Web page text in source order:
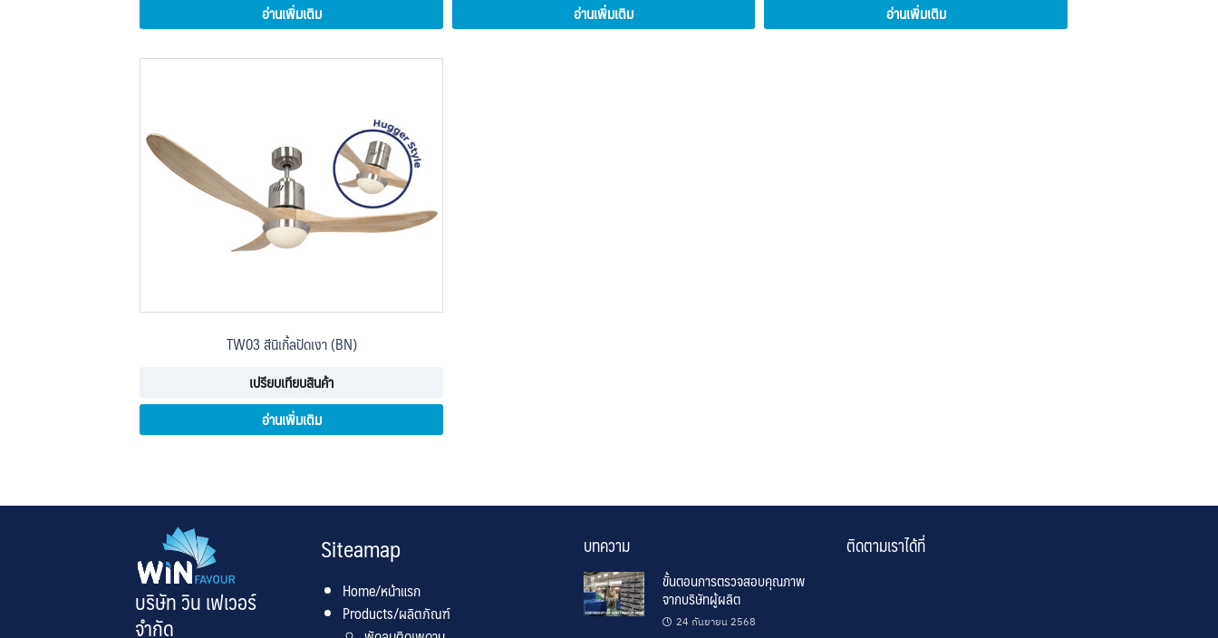
อ่านเพิ่มเติม
อ่านเพิ่มเติม
อ่านเพิ่มเติม
TW03 สีนิเกิ้ลปัดเงา (BN)
เปรียบเทียบสินค้า
อ่านเพิ่มเติม
บริษัท วิน เฟเวอร์
จำกัด
Siteamap
Home/หน้าแรก
Products/ผลิตภัณฑ์
บทความ
ขั้นตอนการตรวจสอบคุณภาพ
จากบริษัทผู้ผลิต
24 กันยายน 2568
ติดตามเราได้ที่